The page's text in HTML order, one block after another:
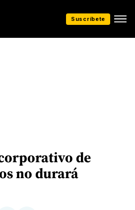
Suscríbete
de
no durará